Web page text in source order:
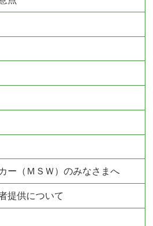
ー（ＭＳＷ）のみなさまへ
提供について